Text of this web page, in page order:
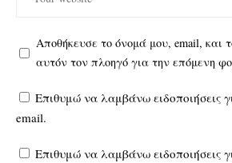
Αποθήκευσε το όνομά μου, email, και
αυτόν τον πλοηγό για την επόμενη
Επιθυμώ να λαμβάνω ειδοποιήσεις
email.
Επιθυμώ να λαμβάνω ειδοποιήσεις